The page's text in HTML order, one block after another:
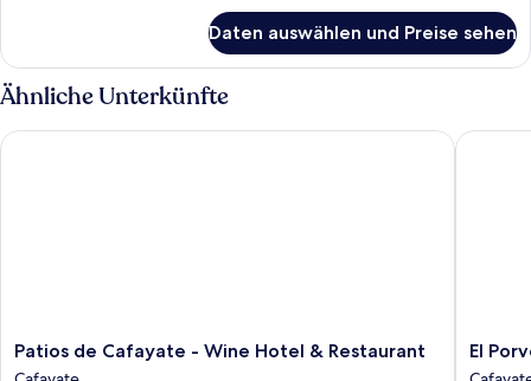
Suite
Daten auswählen und Preise sehen
Ähnliche Unterkünfte
Patios
de
Patios de Cafayate - Wine Hotel & Restaurant
Patios de Cafayate - Wine Hotel & Restaurant
El
Porvenir
El
El